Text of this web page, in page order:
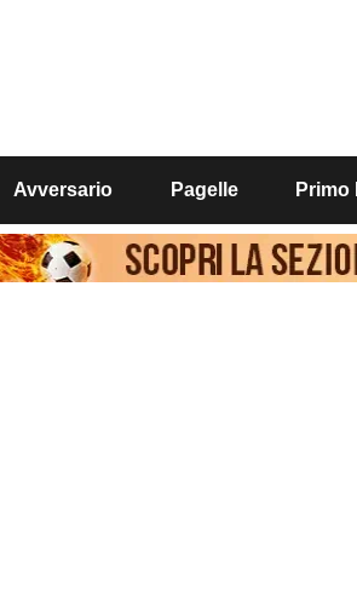
Avversario Pagelle Primo